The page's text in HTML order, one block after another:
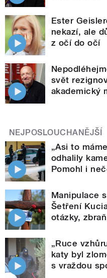
Ester
nekazí, ale
z očí do očí
svět
akademický
NEJPOSLOUCHANĚJŠÍ
„Asi to
odhalily
Pomohl i
Manipulace
Šetření
otázky,
„Ruce
katy byl
s vraždou